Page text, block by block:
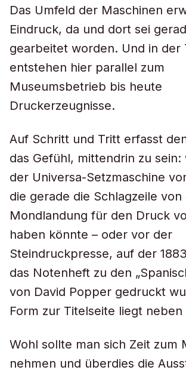
Das Umfeld der Maschinen
Eindruck, da und dort sei
gearbeitet worden. Und in der
entstehen hier parallel zum
Museumsbetrieb bis heute
Druckerzeugnisse.
Auf Schritt und Tritt erfasst
das Gefühl, mittendrin zu
der Universa-Setzmaschine
die gerade die Schlagzeile von
Mondlandung für den Druck
haben könnte – oder vor der
Steindruckpresse, auf der
das Notenheft zu den
von David Popper gedruckt
Form zur Titelseite liegt neben
Wohl sollte man sich Zeit zum
nehmen und überdies die